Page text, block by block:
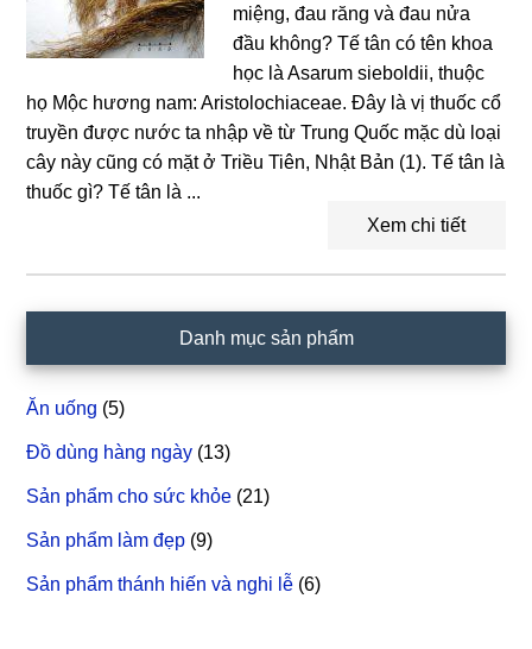
miệng, đau răng và đau nửa
đầu không? Tế tân có tên khoa
học là Asarum sieboldii, thuộc
họ Mộc hương nam: Aristolochiaceae. Đây là vị thuốc cổ
truyền được nước ta nhập về từ Trung Quốc mặc dù loại
cây này cũng có mặt ở Triều Tiên, Nhật Bản (1). Tế tân là
thuốc gì? Tế tân là ...
Xem chi tiết
chính
Danh mục sản phẩm
Ăn uống (5)
Đồ dùng hàng ngày (13)
Sản phẩm cho sức khỏe (21)
Sản phẩm làm đẹp (9)
Sản phẩm thánh hiến và nghi lễ (6)